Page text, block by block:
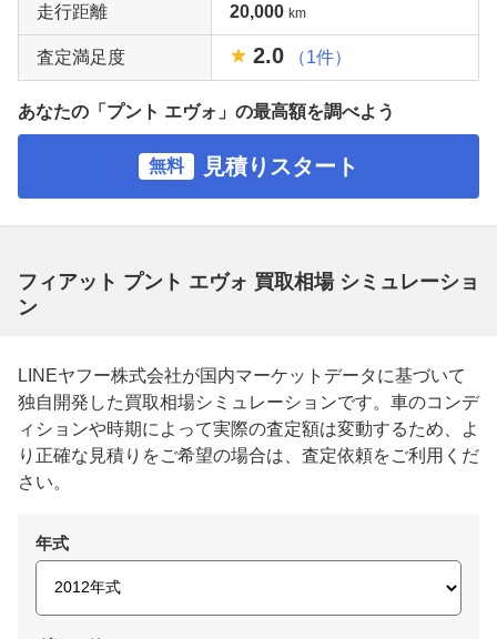
走行距離 20,000 km
査定満足度 2.0 （1件）
あなたの「プント エヴォ」の最高額を調べよう
無料 見積りスタート
フィアット プント エヴォ 買取相場 シミュレーショ
ン
LINEヤフー株式会社が国内マーケットデータに基づいて
独自開発した買取相場シミュレーションです。車のコンデ
ィションや時期によって実際の査定額は変動するため、よ
り正確な見積りをご希望の場合は、査定依頼をご利用くだ
さい。
年式